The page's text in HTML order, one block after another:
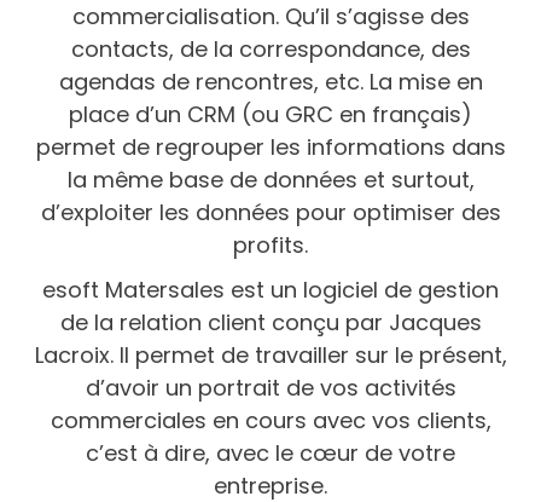
commercialisation. Qu’il s’agisse des
contacts, de la correspondance, des
agendas de rencontres, etc. La mise en
place d’un CRM (ou GRC en français)
permet de regrouper les informations dans
la même base de données et surtout,
d’exploiter les données pour optimiser des
profits.
esoft Matersales est un logiciel de gestion
de la relation client conçu par Jacques
Lacroix. Il permet de travailler sur le présent,
d’avoir un portrait de vos activités
commerciales en cours avec vos clients,
c’est à dire, avec le cœur de votre
entreprise.